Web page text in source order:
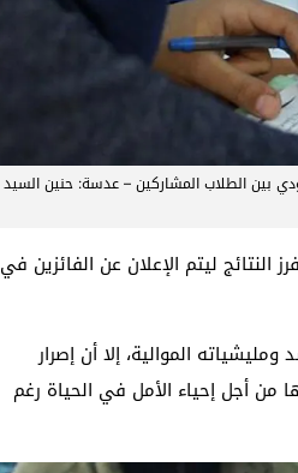
ودي بين الطلاب المشاركين – عدسة: حنين السيد
قاموا بدورهم بفرز النتائج ليتم الإعلان عن الفائزين في
الموالية، إلا أن إصرار
من أجل إحياء الأمل في الحياة رغم